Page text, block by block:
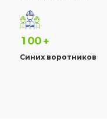
1 00+
Синих воротников